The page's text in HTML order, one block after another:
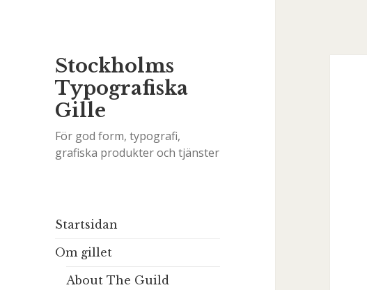
Stockholms
Typografiska
Gille
För god form, typografi,
grafiska produkter och tjänster
Startsidan
Om gillet
About The Guild